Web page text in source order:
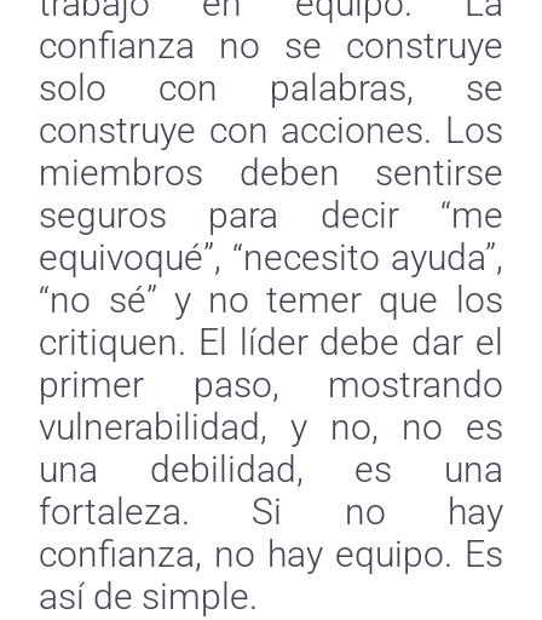
confianza no se construye
solo con palabras, se
construye con acciones. Los
miembros deben sentirse
seguros para decir “me
equivoqué”, “necesito ayuda”,
“no sé” y no temer que los
critiquen. El líder debe dar el
primer paso, mostrando
vulnerabilidad, y no, no es
una debilidad, es una
fortaleza. Si no hay
confianza, no hay equipo. Es
así de simple.